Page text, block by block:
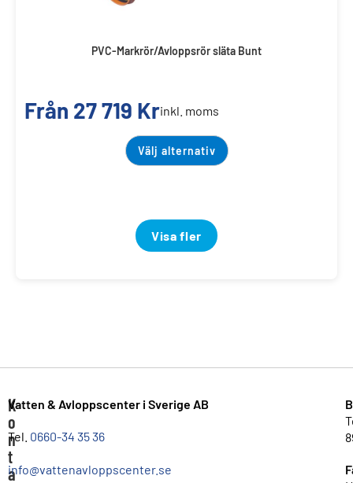
PVC-Markrör/Avloppsrör släta Bunt
Från 27 719 Krinkl. moms
Välj alternativ
Visa fler
K
o
n
t
a
Vatten & Avloppscenter i Sverige AB
Tel. 0660-34 35 36
info@vattenavloppscenter.se